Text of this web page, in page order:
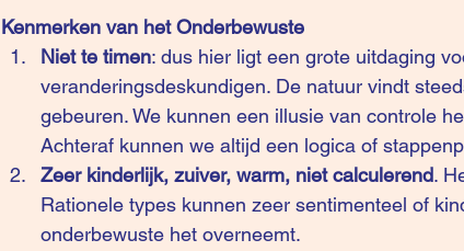
Kenmerken van het Onderbewuste
Niet te timen: dus hier ligt een grote uitdaging
veranderingsdeskundigen. De natuur vindt
gebeuren. We kunnen een illusie van controle
Achteraf kunnen we altijd een logica of
Zeer kinderlijk, zuiver, warm, niet calculerend.
Rationele types kunnen zeer sentimenteel of
onderbewuste het overneemt.